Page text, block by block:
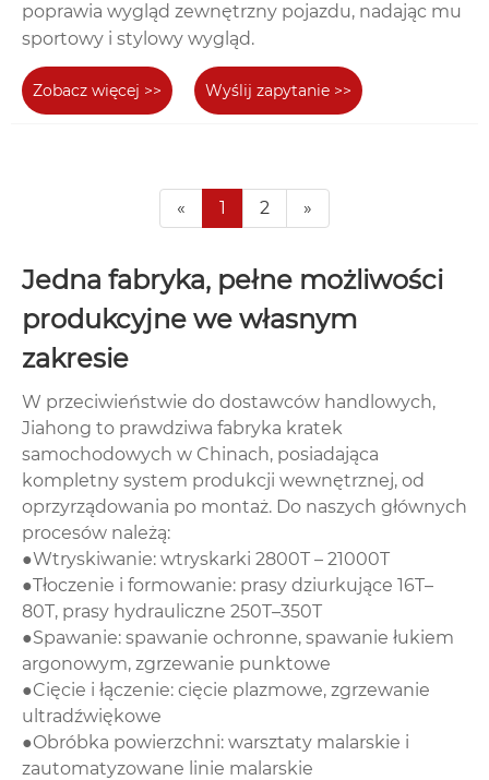
poprawia wygląd zewnętrzny pojazdu, nadając mu
sportowy i stylowy wygląd.
Zobacz więcej >> Wyślij zapytanie >>
« 1 2 »
Jedna fabryka, pełne możliwości
produkcyjne we własnym
zakresie
W przeciwieństwie do dostawców handlowych,
Jiahong to prawdziwa fabryka kratek
samochodowych w Chinach, posiadająca
kompletny system produkcji wewnętrznej, od
oprzyrządowania po montaż. Do naszych głównych
procesów należą:
●Wtryskiwanie: wtryskarki 2800T – 21000T
●Tłoczenie i formowanie: prasy dziurkujące 16T–
80T, prasy hydrauliczne 250T–350T
●Spawanie: spawanie ochronne, spawanie łukiem
argonowym, zgrzewanie punktowe
●Cięcie i łączenie: cięcie plazmowe, zgrzewanie
ultradźwiękowe
●Obróbka powierzchni: warsztaty malarskie i
zautomatyzowane linie malarskie